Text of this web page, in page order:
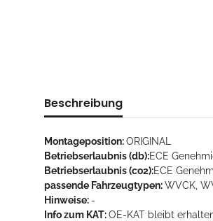
Beschreibung
Montageposition:ORIGINAL
Betriebserlaubnis (db):ECE
Betriebserlaubnis (co2):ECE
passende Fahrzeugtypen:WVCK,
Hinweise: -
Info zum KAT:OE-KAT bleibt